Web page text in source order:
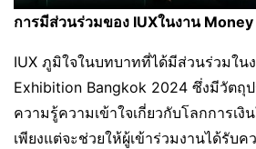
การมีส่วนร่วมของ IUXในงาน
IUX ภูมิใจในบทบาทที่ได้มีส่วนร่วมใน
Exhibition Bangkok 2024 ซึ่งมีวัตถุป
ความรู้ความเข้าใจเกี่ยวกับโลกการเ
เพียงแต่จะช่วยให้ผู้เข้าร่วมงานได้รับค